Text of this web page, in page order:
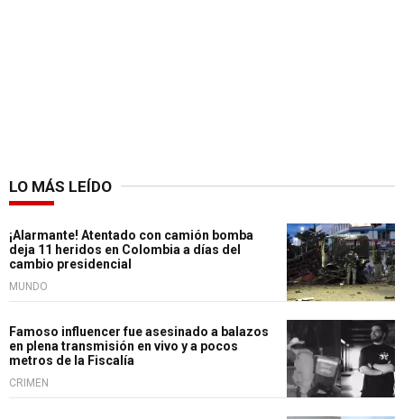
LO MÁS LEÍDO
¡Alarmante! Atentado con camión bomba
deja 11 heridos en Colombia a días del
cambio presidencial
MUNDO
Famoso influencer fue asesinado a balazos
en plena transmisión en vivo y a pocos
metros de la Fiscalía
CRIMEN